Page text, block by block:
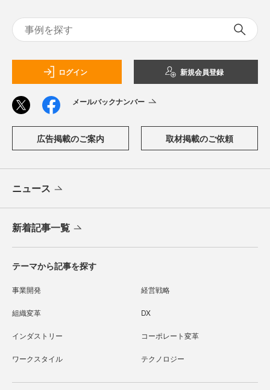
ログイン 新規会員登録
メールバックナンバー
広告掲載のご案内 取材掲載のご依頼
ニュース
新着記事一覧
テーマから記事を探す
事業開発 経営戦略
組織変革 DX
インダストリー コーポレート変革
ワークスタイル テクノロジー